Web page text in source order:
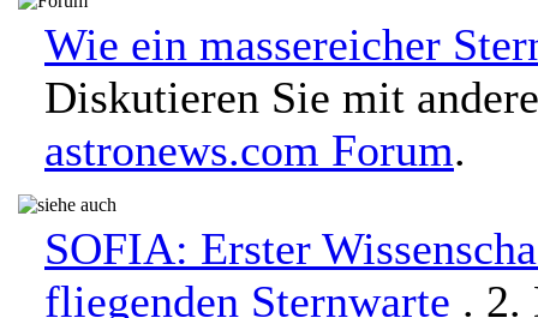
Wie ein massereicher
Diskutieren Sie mit
astronews.com Forum.
SOFIA: Erster
fliegenden Sternwarte . 2.